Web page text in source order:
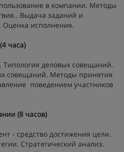
в компании. Методы
Выдача заданий и
Оценка исполнения.
часа)
Типология деловых совещаний.
совещаний. Методы принятия
поведением участников
(8 часов)
- средство достижения цели.
Стратегический анализ.